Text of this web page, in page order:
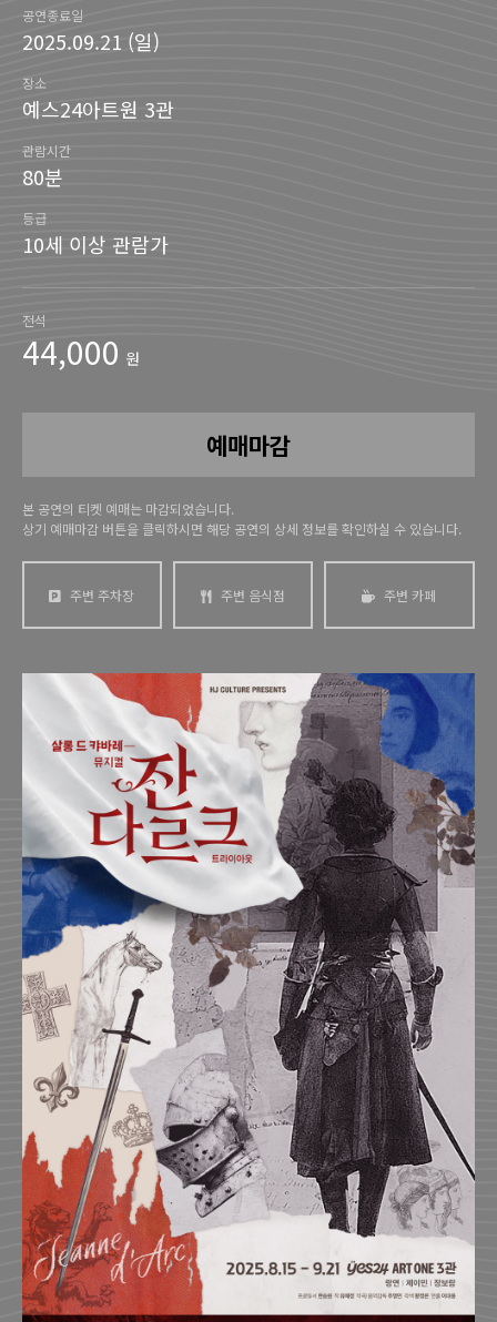
공연종료일
2025.09.21 (일)
장소
예스24아트원 3관
관람시간
80분
등급
10세 이상 관람가
전석
44,000 원
예매마감
본 공연의 티켓 예매는 마감되었습니다.
상기 예매마감 버튼을 클릭하시면 해당 공연의 상세 정보를 확인하실 수 있습니다.
주변 주차장 주변 음식점 주변 카페